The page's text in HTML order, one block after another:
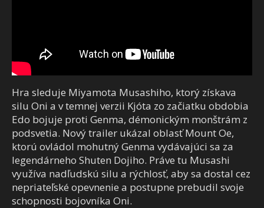
Hra sleduje Miyamota Musashiho, ktorý získava
silu Oni a v temnej verzii Kjóta zo začiatku obdobia
Edo bojuje proti Genma, démonickým monštrám z
podsvetia. Nový trailer ukázal oblasť Mount Oe,
ktorú ovládol mohutný Genma vydávajúci sa za
legendárneho Shuten Dojiho. Práve tu Musashi
využíva nadľudskú silu a rýchlosť, aby sa dostal cez
nepriateľské opevnenie a postupne prebudil svoje
schopnosti bojovníka Oni.